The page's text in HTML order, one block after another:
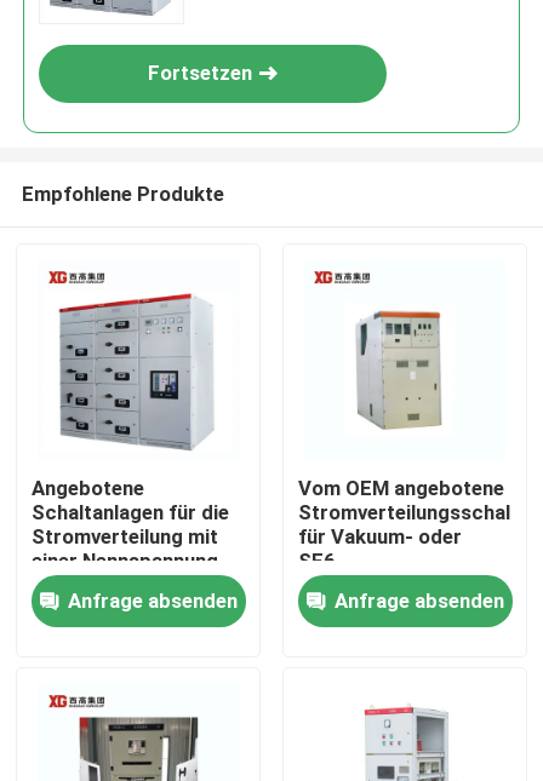
Haus
Produkte
Über uns
Fortsetzen
Empfohlene Produkte
Angebotene
Schaltanlagen für die
Stromverteilung mit
einer Nennspannung
von bis zu 17,5 KV
durch OEM
Anfrage absenden
Vom OEM angebotene
für Vakuum- oder
SF6-
Leistungsschalter und
Umgebungstemperatur
-5°C - 40°C
Anfrage absenden